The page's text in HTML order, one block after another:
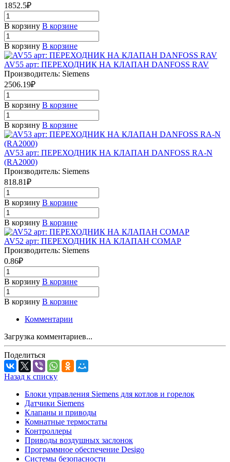
1852.5₽
В корзину В корзине
В корзину В корзине
AV55 арт: ПЕРЕХОДНИК НА КЛАПАН DANFOSS RAV
Производитель: Siemens
2506.19₽
В корзину В корзине
В корзину В корзине
AV53 арт: ПЕРЕХОДНИК НА КЛАПАН DANFOSS RA-N
(RA2000)
Производитель: Siemens
818.81₽
В корзину В корзине
В корзину В корзине
AV52 арт: ПЕРЕХОДНИК НА КЛАПАН COMAP
Производитель: Siemens
0.86₽
В корзину В корзине
В корзину В корзине
Комментарии
Загрузка комментариев...
Поделиться
Назад к списку
Блоки управления Siemens для котлов и горелок
Датчики Siemens
Клапаны и приводы
Комнатные термостаты
Контроллеры
Приводы воздушных заслонок
Программное обеспечение Desigo
Системы безопасности